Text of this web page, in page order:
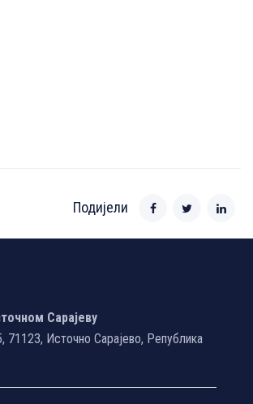
Подијели
Сарајеву
Источно Сарајево, Република